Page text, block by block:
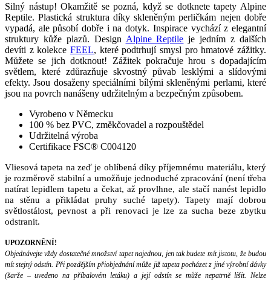
Silný nástup! Okamžitě se pozná, když se dotknete tapety Alpine
Reptile. Plastická struktura díky skleněným perličkám nejen dobře
vypadá, ale působí dobře i na dotyk. Inspirace vychází z elegantní
struktury kůže plazů. Design Alpine Reptile je jedním z dalších
devíti z kolekce FEEL, které podtrhují smysl pro hmatové zážitky.
Můžete se jich dotknout! Zážitek pokračuje hrou s dopadajícím
světlem, které zdůrazňuje skvostný půvab lesklými a slídovými
efekty. Jsou dosaženy speciálními bílými skleněnými perlami, které
jsou na povrch nanášeny udržitelným a bezpečným způsobem.
Vyrobeno v Německu
100 % bez PVC, změkčovadel a rozpouštědel
Udržitelná výroba
Certifikace FSC® C004120
Vliesová tapeta na zeď je oblíbená díky příjemnému materiálu, který
je rozměrově stabilní a umožňuje jednoduché zpracování (není třeba
natírat lepidlem tapetu a čekat, až provlhne, ale stačí nanést lepidlo
na stěnu a přikládat pruhy suché tapety). Tapety mají dobrou
světlostálost, pevnost a při renovaci je lze za sucha beze zbytku
odstranit.
UPOZORNĚNÍ!
Objednávejte vždy dostatečné množství tapet najednou, jen tak budete mít jistotu, že budou
mít stejný odstín. Při pozdějším přiobjednání může již tapeta pocházet z jiné výrobní dávky
(šarže – uvedeno na příbalovém letáku) a její odstín se může nepatrně lišit. Nelze